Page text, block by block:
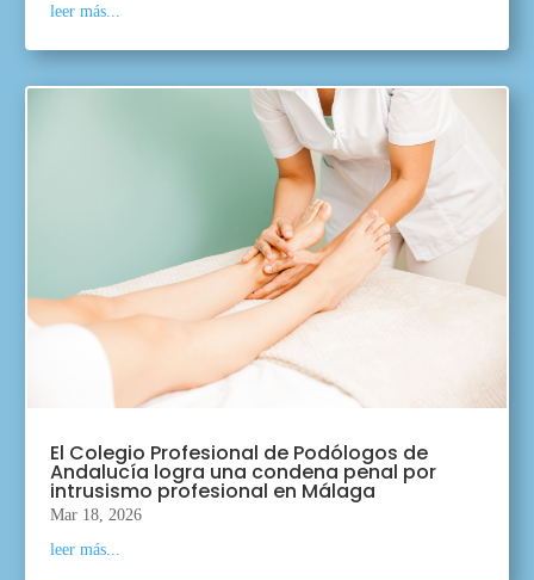
leer más...
El Colegio Profesional de Podólogos de
Andalucía logra una condena penal por
intrusismo profesional en Málaga
Mar 18, 2026
leer más...